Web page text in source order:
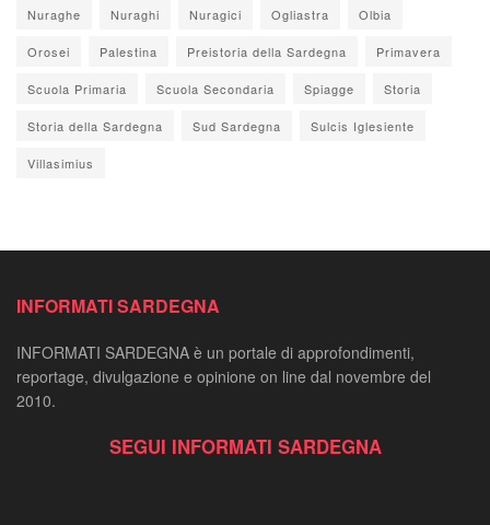
Nuraghe Nuraghi Nuragici Ogliastra Olbia
Orosei Palestina Preistoria della Sardegna Primavera
Scuola Primaria Scuola Secondaria Spiagge Storia
Storia della Sardegna Sud Sardegna Sulcis Iglesiente
Villasimius
INFORMATI SARDEGNA
INFORMATI SARDEGNA è un portale di approfondimenti,
reportage, divulgazione e opinione on line dal novembre del
2010.
SEGUI INFORMATI SARDEGNA